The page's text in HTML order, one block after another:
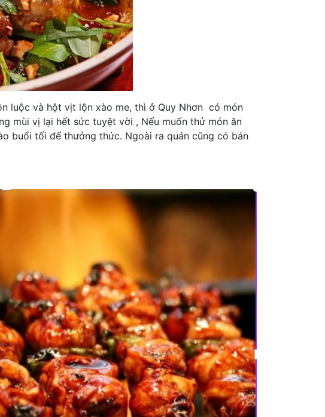
luộc và hột vịt lộn xào me, thì ở Quy Nhơn có món
mùi vị lại hết sức tuyệt vời , Nếu muốn thử món ăn
buổi tối để thưởng thức. Ngoài ra quán cũng có bán